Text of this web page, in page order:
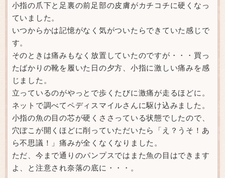
小指の爪下と足裏の前足部の皮膚がカチコチに硬くなっ
ていました。
いつからかは記憶がなく気がついたらできていた感じで
す。
そのときは痛みもなく放置していたのですが・・・買っ
たばかりの靴を履いた日の夕方、小指に激しい痛みを感
じました。
立っているのがやっとで歩くたびに激痛が走るほどに。
ネットで調べてペディスマイルさんに駆け込みました。
小指の魚の目の芯が硬くささっている状態でしたので、
穴ぼこが開くほどに削っていただいたら「え？うそ！あ
ら不思議！」痛みが全くなくなりました。
ただ、今まで通りのパンプスではまた魚の目はできます
よ、と注意され奈落の底に・・・。